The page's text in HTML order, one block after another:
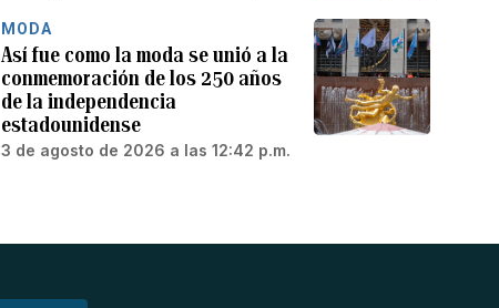
MODA
Así fue como la moda se unió a la
conmemoración de los 250 años
de la independencia
estadounidense
3 de agosto de 2026 a las 12:42 p.m.